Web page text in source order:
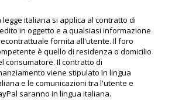
legge italiana si applica al contratto di
in oggetto e a qualsiasi informazione
fornita all'utente. Il foro
è quello di residenza o domicilio
consumatore. Il contratto di
viene stipulato in lingua
e le comunicazioni tra l'utente e
saranno in lingua italiana.